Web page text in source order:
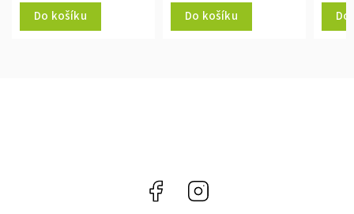
Do košíku Do košíku
Facebook